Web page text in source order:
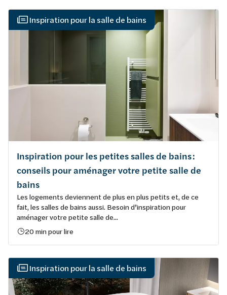
Inspiration pour la salle de bains
Inspiration pour les petites salles de bains :
conseils pour aménager votre petite salle de
bains
Les logements deviennent de plus en plus petits et, de ce
fait, les salles de bains aussi. Besoin d’inspiration pour
aménager votre petite salle de...
20 min pour lire
Inspiration pour la salle de bains